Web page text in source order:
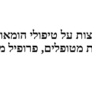
על טיפולי
פרופיל